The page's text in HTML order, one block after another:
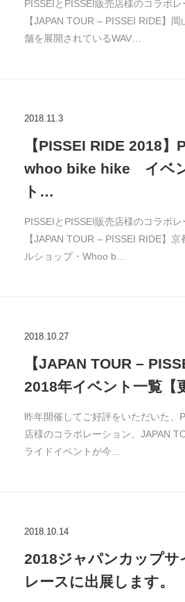
PISSEIとPISSEI販売店様のコラボ
【JAPAN TOUR – PISSEI RIDE】
舗を展開されているWAV…
2018.11.3
【PISSEI RIDE 2018】
whoo bike hike イベ
ト…
PISSEIとPISSEI販売店様のコラボ
【JAPAN TOUR – PISSEI RIDE】
ルショップ・Whoo b…
2018.10.27
【JAPAN TOUR –
2018年イベント一覧【
昨年開催してご好評をいただいた、
店様のコラボレーション、JAPAN
ライドイベントが今…
2018.10.14
2018ジャパンカップサ
レースに出展します。